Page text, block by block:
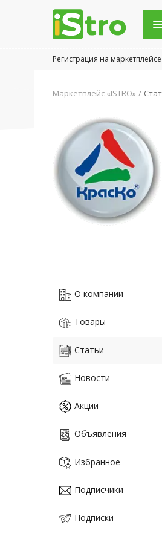
Регистрация на маркетплейсе
Маркетплейс «ISTRO»
О компании
Товары
Статьи
Новости
Акции
Объявления
Избранное
Подписчики
Подписки